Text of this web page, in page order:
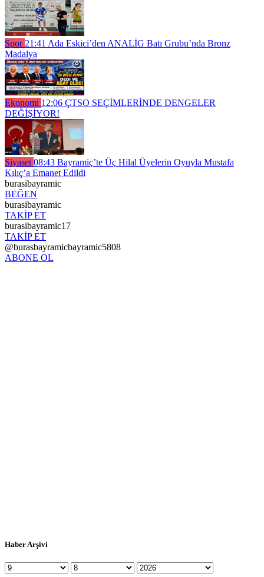
Spor 21:41 Ada Eskici’den ANALİG Batı Grubu’nda Bronz
Madalya
Ekonomi 12:06 ÇTSO SEÇİMLERİNDE DENGELER
DEĞİŞİYOR!
Siyaset 08:43 Bayramiç’te Üç Hilal Üyelerin Oyuyla Mustafa
Kılıç’a Emanet Edildi
burasibayramic
BEĞEN
burasibayramic
TAKİP ET
burasibayramic17
TAKİP ET
@burasbayramicbayramic5808
ABONE OL
Haber Arşivi